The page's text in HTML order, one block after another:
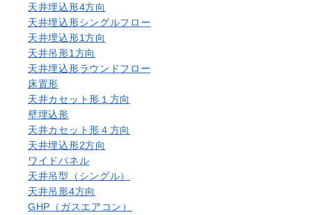
天井埋込形4方向
天井埋込形シングルフロー
天井埋込形1方向
天井吊形1方向
天井埋込形ラウンドフロー
床置形
天井カセット形１方向
壁埋込形
天井カセット形４方向
天井埋込形2方向
ワイドパネル
天井吊型（シングル）
天井吊形4方向
GHP（ガスエアコン）